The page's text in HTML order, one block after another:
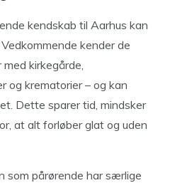
kendskab til Aarhus kan
kender de
kirkegårde,
og krematorier – og kan
Dette sparer tid, mindsker
at alt forløber glat og uden
som pårørende har særlige